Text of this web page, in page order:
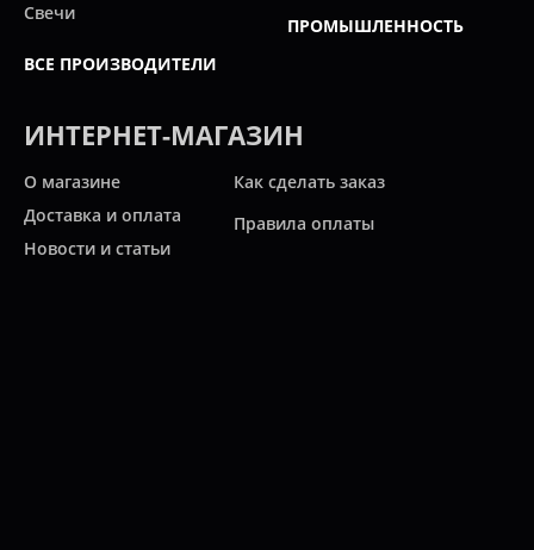
Свечи
ВСЕ ПРОИЗВОДИТЕЛИ
ПРОМЫШЛЕННОСТЬ
ИНТЕРНЕТ-МАГАЗИН
О магазине
Доставка и оплата
Новости и статьи
Как сделать заказ
Правила оплаты